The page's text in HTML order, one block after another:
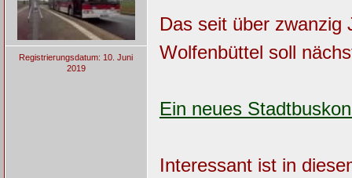
Registrierungsdatum: 10. Juni
2019
Das seit über zwanzig
Wolfenbüttel soll
Ein neues
Interessant ist in